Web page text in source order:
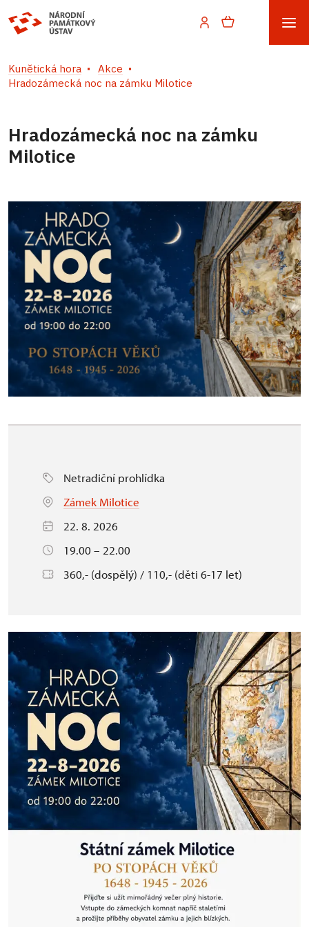
Kunětická hora
Akce
Hradozámecká noc na zámku Milotice
Hradozámecká noc na zámku
Milotice
Netradiční prohlídka
Zámek Milotice
22. 8. 2026
19.00 – 22.00
360,- (dospělý) / 110,- (děti 6-17 let)